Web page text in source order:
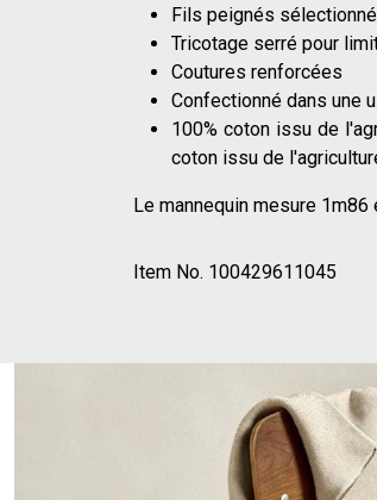
Fils peignés
Tricotage serré pour
Coutures renforcées
Confectionné dans une
100% coton issu de
coton issu de
Le mannequin mesure 1m86
Item No. 100429611045